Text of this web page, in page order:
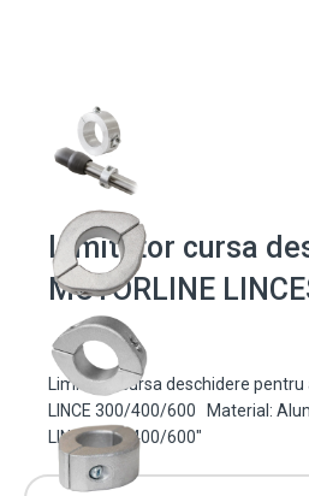
Limitator cursa
MOTORLINE
Limitator cursa deschidere
LINCE 300/400/600 Material:
LINCE 300/400/600"